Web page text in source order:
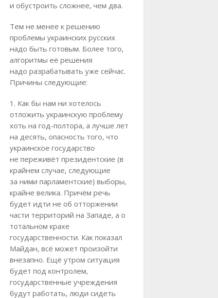
и обустроить сложнее, чем два.
Тем не менее к решению
проблемы украинских русских
надо быть готовым. Более того,
алгоритмы её решения
надо разрабатывать уже сейчас.
Причины следующие:
1. Как бы нам ни хотелось
отложить украинскую проблему
хоть на год-полтора, а лучше лет
на десять, опасность того, что
украинское государство
не переживёт президентские (в
крайнем случае, следующие
за ними парламентские) выборы,
крайне велика. Причём речь
будет идти не об отторжении
части территорий на Западе, а о
тотальном крахе
государственности. Как показал
Майдан, всё может произойти
внезапно. Ещё утром ситуация
будет под контролем,
государственные учреждения
будут работать, люди сидеть